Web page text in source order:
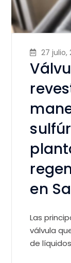
27 julio,
en
Las
válvula
de